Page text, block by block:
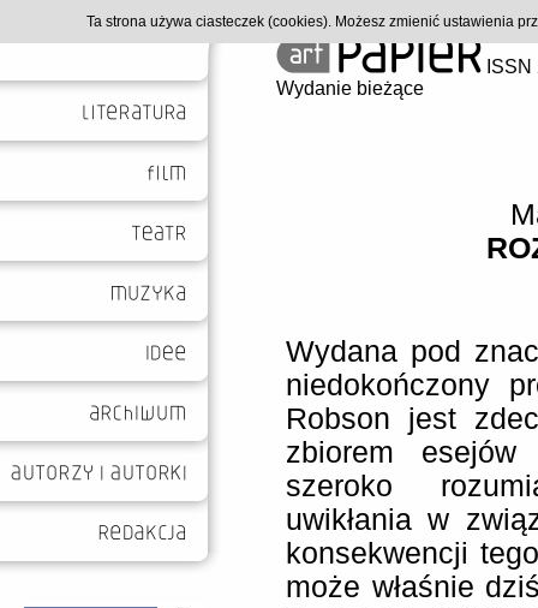
Wydanie bieżące
Wydana pod
niedokończony
Robson jest
zbiorem esejów
szeroko
uwikłania w
konsekwencji
może właśnie
Ta strona używa ciasteczek (cookies). Możesz zmienić ustawienia